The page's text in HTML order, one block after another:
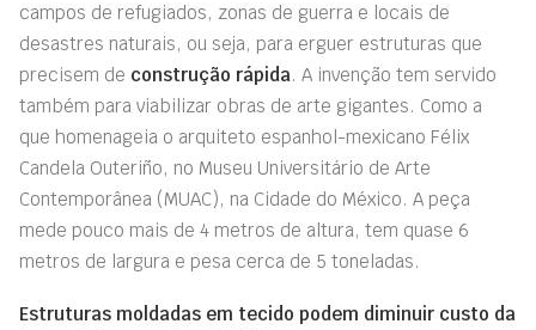
campos de refugiados, zonas de guerra e locais de
desastres naturais, ou seja, para erguer estruturas que
precisem de construção rápida. A invenção tem servido
também para viabilizar obras de arte gigantes. Como a
que homenageia o arquiteto espanhol-mexicano Félix
Candela Outeriño, no Museu Universitário de Arte
Contemporânea (MUAC), na Cidade do México. A peça
mede pouco mais de 4 metros de altura, tem quase 6
metros de largura e pesa cerca de 5 toneladas.
Estruturas moldadas em tecido podem diminuir custo da